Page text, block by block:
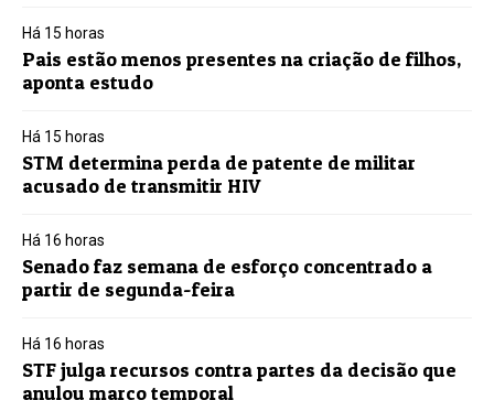
Há 15 horas
Pais estão menos presentes na criação de filhos,
aponta estudo
Há 15 horas
STM determina perda de patente de militar
acusado de transmitir HIV
Há 16 horas
Senado faz semana de esforço concentrado a
partir de segunda-feira
Há 16 horas
STF julga recursos contra partes da decisão que
anulou marco temporal